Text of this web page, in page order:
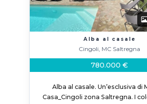
Alba al casale
Cingoli, MC Saltregna
780.000 €
Alba al casale. Un’esclusiva di
Casa_Cingoli zona Saltregna. I